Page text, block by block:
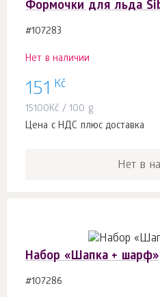
Формочки для льда
#107283
Нет в наличии
151 Kč
15100Kč / 100 g
Цена с НДС плюс доставка
Нет в
Набор «Шапка + шарф»
#107286